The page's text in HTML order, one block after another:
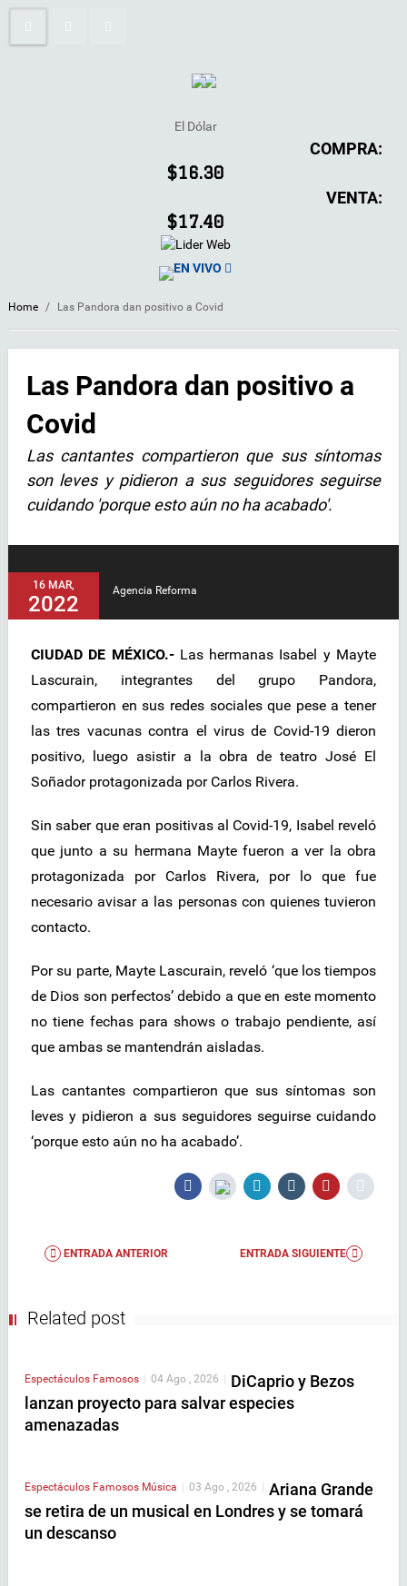
El Dólar
COMPRA:
$16.30
VENTA:
$17.40
EN VIVO
Home / Las Pandora dan positivo a Covid
Las Pandora dan positivo a
Covid
Las cantantes compartieron que sus síntomas
son leves y pidieron a sus seguidores seguirse
cuidando 'porque esto aún no ha acabado'.
16 MAR,
2022
Agencia Reforma
CIUDAD DE MÉXICO.-Las hermanas Isabel y Mayte
Lascurain, integrantes del grupo Pandora,
compartieron en sus redes sociales que pese a tener
las tres vacunas contra el virus de Covid-19 dieron
positivo, luego asistir a la obra de teatro José El
Soñador protagonizada por Carlos Rivera.
Sin saber que eran positivas al Covid-19, Isabel reveló
que junto a su hermana Mayte fueron a ver la obra
protagonizada por Carlos Rivera, por lo que fue
necesario avisar a las personas con quienes tuvieron
contacto.
Por su parte, Mayte Lascurain, reveló ‘que los tiempos
de Dios son perfectos’ debido a que en este momento
no tiene fechas para shows o trabajo pendiente, así
que ambas se mantendrán aisladas.
Las cantantes compartieron que sus síntomas son
leves y pidieron a sus seguidores seguirse cuidando
‘porque esto aún no ha acabado’.
ENTRADA ANTERIOR ENTRADA SIGUIENTE
Related post
Espectáculos Famosos 04 Ago , 2026
DiCaprio y Bezos
lanzan proyecto para salvar especies
amenazadas
Espectáculos Famosos Música | 03 Ago , 2026 | Ariana Grande
se retira de un musical en Londres y se tomará
un descanso